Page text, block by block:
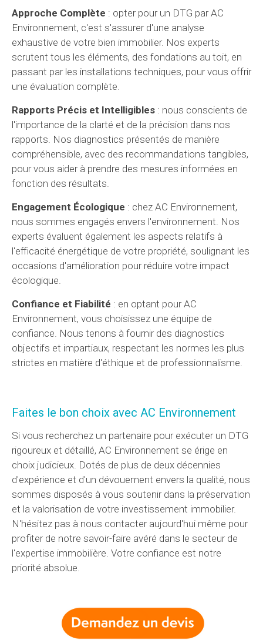
Approche Complète : opter pour un DTG par AC
Environnement, c'est s'assurer d'une analyse
exhaustive de votre bien immobilier. Nos experts
scrutent tous les éléments, des fondations au toit, en
passant par les installations techniques, pour vous offrir
une évaluation complète.
Rapports Précis et Intelligibles : nous conscients de
l'importance de la clarté et de la précision dans nos
rapports. Nos diagnostics présentés de manière
compréhensible, avec des recommandations tangibles,
pour vous aider à prendre des mesures informées en
fonction des résultats.
Engagement Écologique : chez AC Environnement,
nous sommes engagés envers l'environnement. Nos
experts évaluent également les aspects relatifs à
l'efficacité énergétique de votre propriété, soulignant les
occasions d'amélioration pour réduire votre impact
écologique.
Confiance et Fiabilité : en optant pour AC
Environnement, vous choisissez une équipe de
confiance. Nous tenons à fournir des diagnostics
objectifs et impartiaux, respectant les normes les plus
strictes en matière d'éthique et de professionnalisme.
Faites le bon choix avec AC Environnement
Si vous recherchez un partenaire pour exécuter un DTG
rigoureux et détaillé, AC Environnement se érige en
choix judicieux. Dotés de plus de deux décennies
d'expérience et d'un dévouement envers la qualité, nous
sommes disposés à vous soutenir dans la préservation
et la valorisation de votre investissement immobilier.
N'hésitez pas à nous contacter aujourd'hui même pour
profiter de notre savoir-faire avéré dans le secteur de
l'expertise immobilière. Votre confiance est notre
priorité absolue.